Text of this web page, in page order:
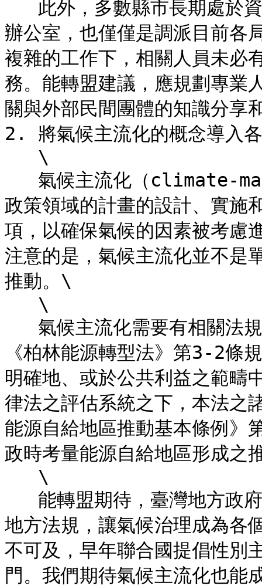
辦公室，也僅僅是調派目前各
複雜的工作下，相關人員未必
務。能轉盟建議，應規劃專業
關與外部民間團體的知識分享
2. 將氣候主流化的概念導入
政策領域的計畫的設計、實施
項，以確保氣候的因素被考慮
注意的是，氣候主流化並不是
推動。\
《柏林能源轉型法》第3-2條
明確地、或於公共利益之範疇
律法之評估系統之下，本法之
能源自給地區推動基本條例》
政時考量能源自給地區形成之
地方法規，讓氣候治理成為各
不可及，早年聯合國提倡性別
門。我們期待氣候主流化也能